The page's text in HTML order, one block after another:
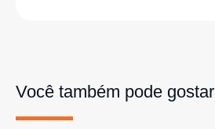
Você também pode gostar